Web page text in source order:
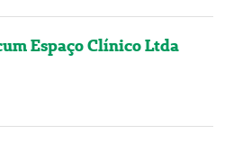
Espaço Clínico Ltda